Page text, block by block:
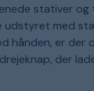
stativer
med
hånden, er der
der